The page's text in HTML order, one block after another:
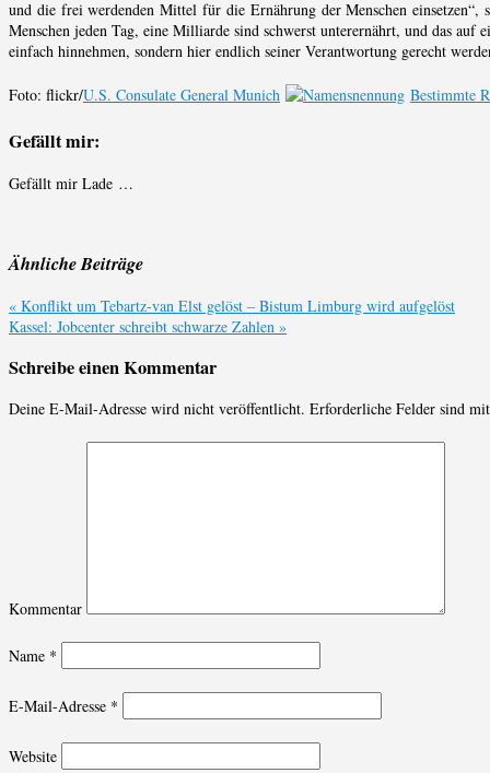
und die frei werdenden Mittel für die Ernährung der Menschen
Menschen jeden Tag, eine Milliarde sind schwerst unterernährt, und das
einfach hinnehmen, sondern hier endlich seiner Verantwortung gerecht
Foto: flickr/U.S. Consulate General Munich Bestimmte
Gefällt mir:
Gefällt mir Lade …
Ähnliche Beiträge
« Konflikt um Tebartz-van Elst gelöst – Bistum Limburg wird aufgelöst
Kassel: Jobcenter schreibt schwarze Zahlen »
Schreibe einen Kommentar
Deine E-Mail-Adresse wird nicht veröffentlicht. Erforderliche Felder sind
Kommentar
Name *
E-Mail-Adresse *
Website